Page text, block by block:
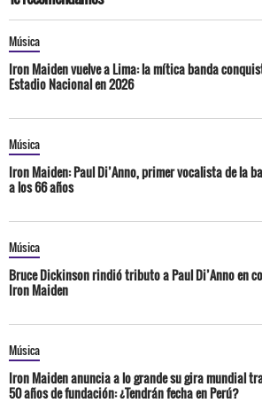
Música
Iron Maiden vuelve a Lima: la mítica banda
Estadio Nacional en 2026
Música
Iron Maiden: Paul Di’Anno, primer vocalista de la
a los 66 años
Música
Bruce Dickinson rindió tributo a Paul Di’Anno en
Iron Maiden
Música
Iron Maiden anuncia a lo grande su gira mundial
50 años de fundación: ¿Tendrán fecha en Perú?